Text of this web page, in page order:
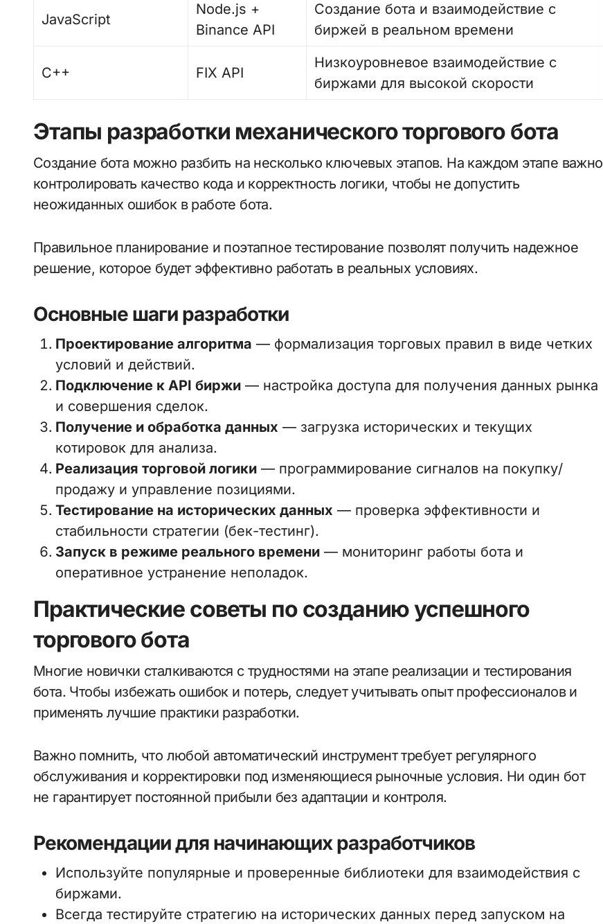
JavaScript
Node.js +
Binance API
Создание бота и взаимодействие с
биржей в реальном времени
C++ FIX API
Низкоуровневое взаимодействие с
биржами для высокой скорости
Этапы разработки механического торгового бота
Создание бота можно разбить на несколько ключевых этапов. На каждом этапе важно
контролировать качество кода и корректность логики, чтобы не допустить
неожиданных ошибок в работе бота.
Правильное планирование и поэтапное тестирование позволят получить надежное
решение, которое будет эффективно работать в реальных условиях.
Основные шаги разработки
Проектирование алгоритма — формализация торговых правил в виде четких
условий и действий.
Подключение к API биржи — настройка доступа для получения данных рынка
и совершения сделок.
Получение и обработка данных — загрузка исторических и текущих
котировок для анализа.
Реализация торговой логики — программирование сигналов на покупку/
продажу и управление позициями.
Тестирование на исторических данных — проверка эффективности и
стабильности стратегии (бек-тестинг).
Запуск в режиме реального времени — мониторинг работы бота и
оперативное устранение неполадок.
Практические советы по созданию успешного
торгового бота
Многие новички сталкиваются с трудностями на этапе реализации и тестирования
бота. Чтобы избежать ошибок и потерь, следует учитывать опыт профессионалов и
применять лучшие практики разработки.
Важно помнить, что любой автоматический инструмент требует регулярного
обслуживания и корректировки под изменяющиеся рыночные условия. Ни один бот
не гарантирует постоянной прибыли без адаптации и контроля.
Рекомендации для начинающих разработчиков
Используйте популярные и проверенные библиотеки для взаимодействия с
биржами.
Всегда тестируйте стратегию на исторических данных перед запуском на